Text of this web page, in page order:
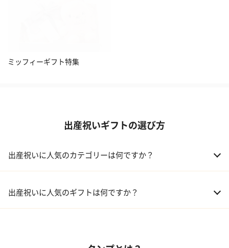
ミッフィーギフト特集
出産祝いギフトの選び方
出産祝いに人気のカテゴリーは何ですか？
02 ベビー寝具・家具
出産祝いに人気のギフトは何ですか？